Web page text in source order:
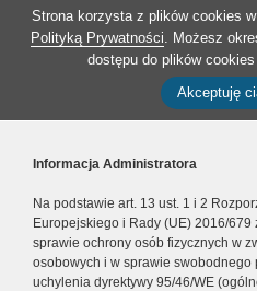
Strona korzysta z plików cookies
Polityką Prywatności. Możesz
dostępu do plików
Akceptuję
Informacja Administratora
Na podstawie art. 13 ust. 1 i 2
Europejskiego i Rady (UE) 2016/
sprawie ochrony osób fizycznych w
osobowych i w sprawie swobodnego
uchylenia dyrektywy 95/46/WE